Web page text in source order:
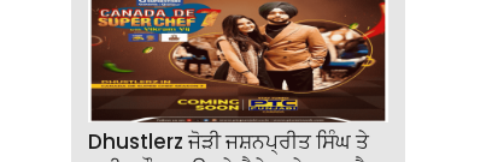
Dhustlerz ਜੋੜੀ ਜਸ਼ਨਪ੍ਰੀਤ ਸਿੰਘ ਤੇ